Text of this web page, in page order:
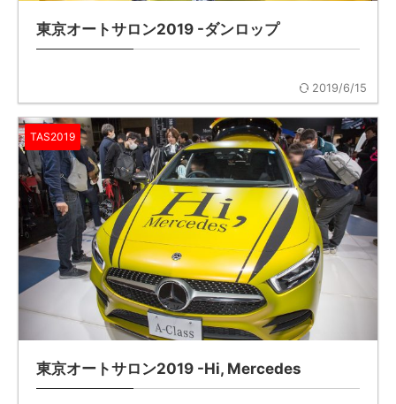
東京オートサロン2019 -ダンロップ
2019/6/15
TAS2019
東京オートサロン2019 -Hi, Mercedes